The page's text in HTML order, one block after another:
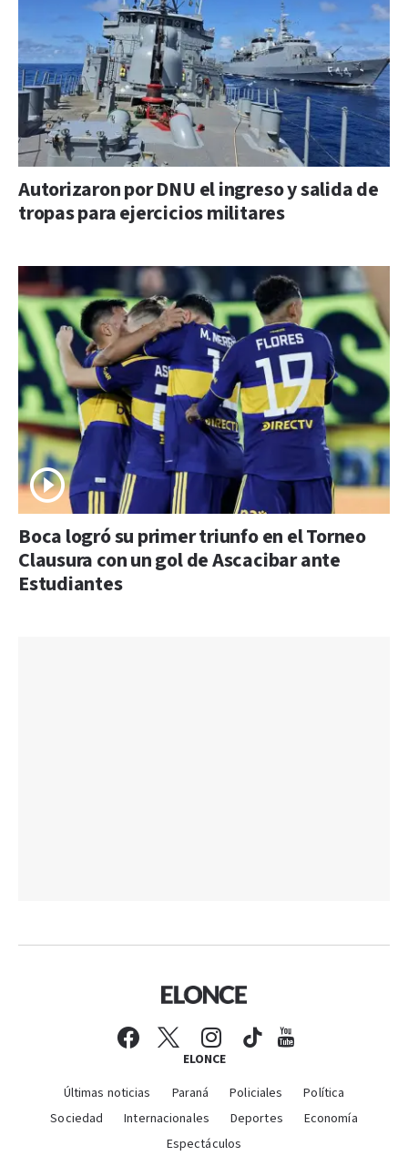
Autorizaron por DNU el ingreso y salida de
tropas para ejercicios militares
Boca logró su primer triunfo en el Torneo
Clausura con un gol de Ascacibar ante
Estudiantes
ELONCE
Últimas noticias Paraná Policiales
Política
Sociedad
Internacionales Deportes
Economía
Espectáculos